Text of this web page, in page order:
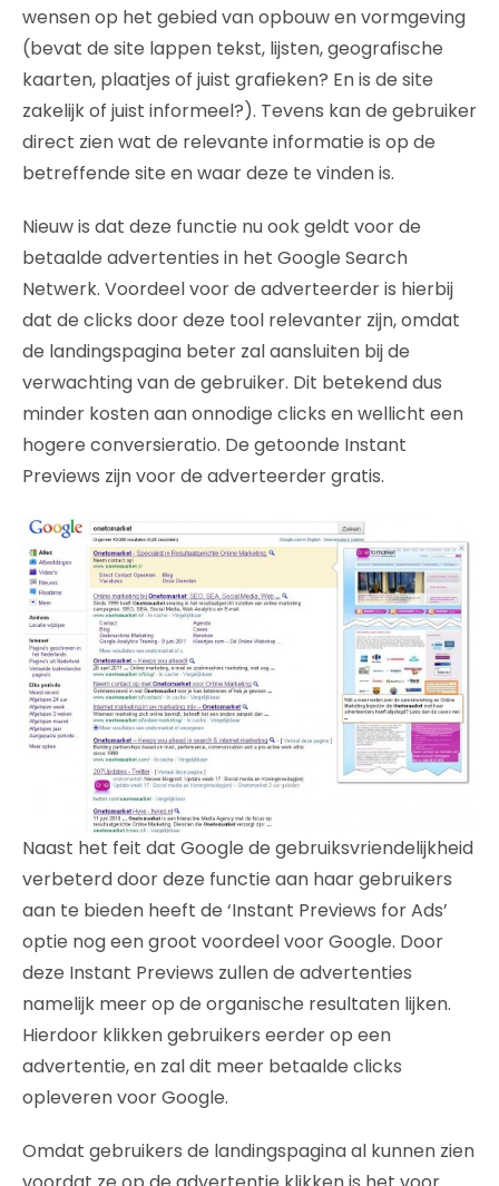
wensen op het gebied van opbouw en vormgeving
(bevat de site lappen tekst, lijsten, geografische
kaarten, plaatjes of juist grafieken? En is de site
zakelijk of juist informeel?). Tevens kan de gebruiker
direct zien wat de relevante informatie is op de
betreffende site en waar deze te vinden is.
Nieuw is dat deze functie nu ook geldt voor de
betaalde advertenties in het Google Search
Netwerk. Voordeel voor de adverteerder is hierbij
dat de clicks door deze tool relevanter zijn, omdat
de landingspagina beter zal aansluiten bij de
verwachting van de gebruiker. Dit betekend dus
minder kosten aan onnodige clicks en wellicht een
hogere conversieratio. De getoonde Instant
Previews zijn voor de adverteerder gratis.
Naast het feit dat Google de gebruiksvriendelijkheid
verbeterd door deze functie aan haar gebruikers
aan te bieden heeft de ‘Instant Previews for Ads’
optie nog een groot voordeel voor Google. Door
deze Instant Previews zullen de advertenties
namelijk meer op de organische resultaten lijken.
Hierdoor klikken gebruikers eerder op een
advertentie, en zal dit meer betaalde clicks
opleveren voor Google.
Omdat gebruikers de landingspagina al kunnen zien